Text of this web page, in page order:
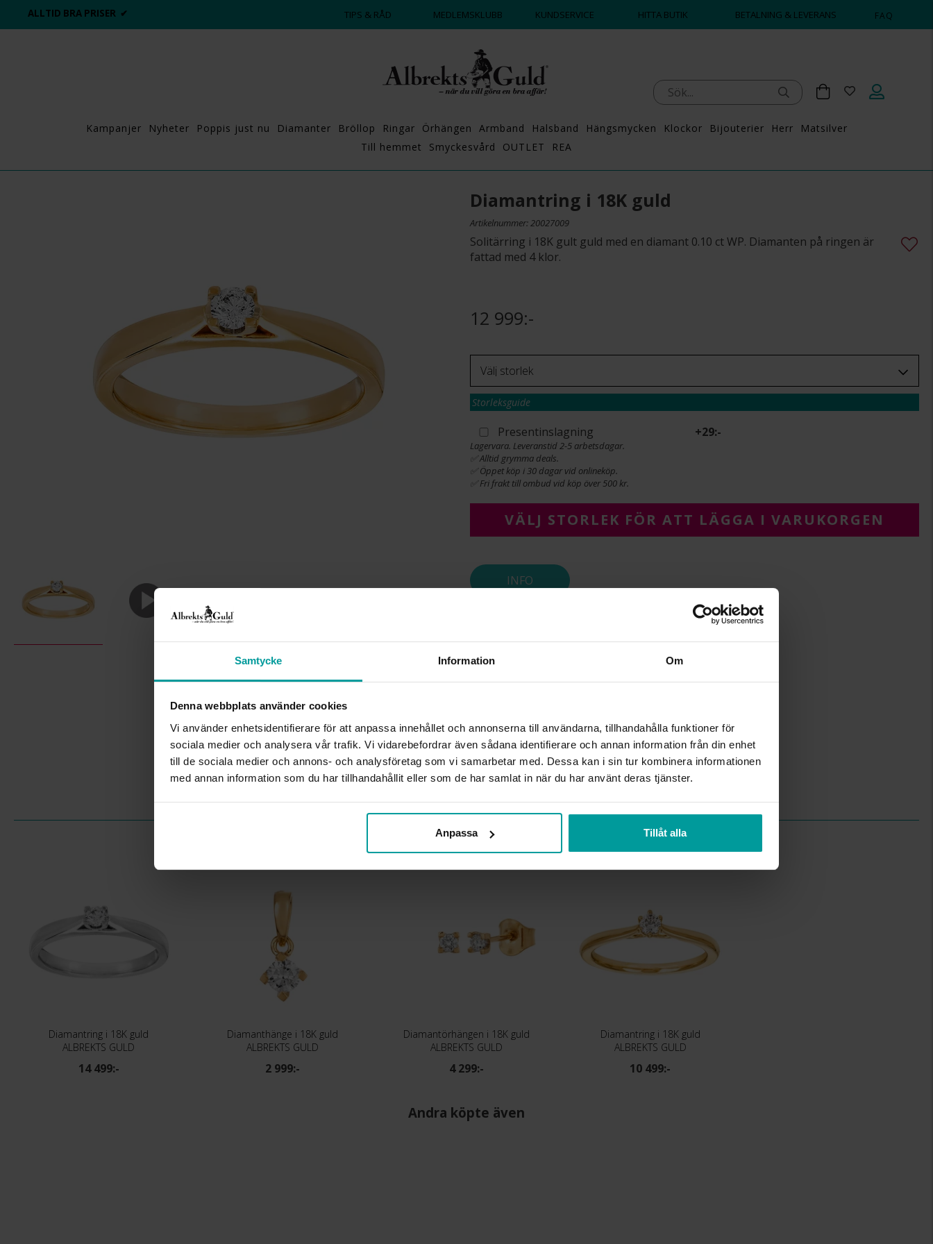
Samtycke Information Om
Denna webbplats använder cookies
Vi använder enhetsidentifierare för att anpassa innehållet och annonserna till användarna, tillhandahålla funktioner för
sociala medier och analysera vår trafik. Vi vidarebefordrar även sådana identifierare och annan information från din enhet
till de sociala medier och annons- och analysföretag som vi samarbetar med. Dessa kan i sin tur kombinera informationen
med annan information som du har tillhandahållit eller som de har samlat in när du har använt deras tjänster.
Anpassa Tillåt alla
ALLTID BRA PRISER ✔ DAGS ATT POPPA?
TIPS & RÅD MEDLEMSKLUBB KUNDSERVICE HITTA BUTIK BETALNING & LEVERANS FAQ
Kampanjer Nyheter Poppis just nu Diamanter Bröllop Ringar Örhängen Armband Halsband Hängsmycken Klockor Bijouterier Herr
Matsilver
Till hemmet
Smyckesvård OUTLET REA
Diamantring i 18K guld
Artikelnummer: 20027009
Solitärring i 18K gult guld med en diamant 0.10 ct WP. Diamanten på ringen är
fattad med 4 klor.
12 999:-
Storleksguide
Presentinslagning +29:-
Lagervara. Leveranstid 2-5 arbetsdagar.
✅ Alltid grymma deals.
✅ Öppet köp i 30 dagar vid onlineköp.
✅ Fri frakt till ombud vid köp över 500 kr.
VÄLJ STORLEK FÖR ATT LÄGGA I VARUKORGEN
INFO
VARUMÄRKE
Albrekts Guld
MATERIAL
DIAMANTSLIPNING
Briljant
DIAMANTFÄRG
Wesselton (H)
DIAMANTKLARHET
P
VIKT CA (GRAM)
3,42
SOLITÄRSTIL
4-prong brilliant
Liknande produkter
Diamantring i 18K guld
ALBREKTS GULD
14 499:-
Diamanthänge i 18K guld
ALBREKTS GULD
2 999:-
Diamantörhängen i 18K guld
ALBREKTS GULD
4 299:-
Diamantring i 18K guld
ALBREKTS GULD
10 499:-
Andra köpte även